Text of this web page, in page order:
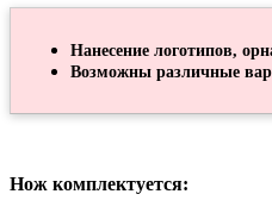
Нанесение логотипов,
Возможны различные
Нож комплектуется: